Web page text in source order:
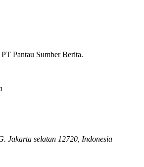
Pantau Sumber Berita.
Jakarta selatan 12720, Indonesia